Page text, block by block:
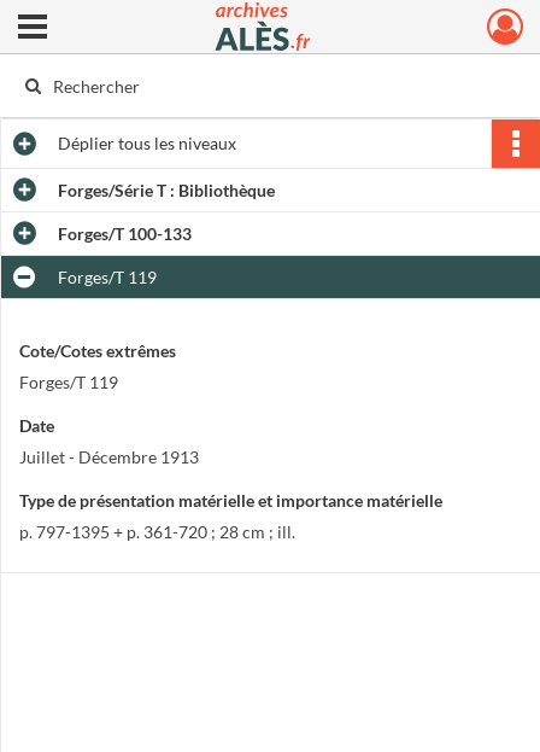
Archives municipales d'Alès
Ouvrir le menu déroulant
Dépliertous les niveaux
Forges/Série T : Bibliothèque
Forges/T 100-133
Forges/T 119
Cote/Cotes extrêmes
Forges/T 119
Date
Juillet - Décembre 1913
Type de présentation matérielle et importance matérielle
p. 797-1395 + p. 361-720 ; 28 cm ; ill.